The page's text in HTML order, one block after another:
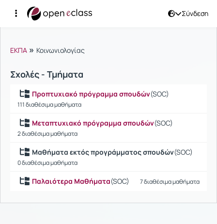
Σύνδεση
Μαθήματα
ΕΚΠΑ » Κοινωνιολογίας
Σχολές - Τμήματα
Προπτυχιακό πρόγραμμα σπουδών(SOC)
111 διαθέσιμα μαθήματα
Μεταπτυχιακό πρόγραμμα σπουδών(SOC)
2 διαθέσιμα μαθήματα
Μαθήματα εκτός προγράμματος σπουδών(SOC)
0 διαθέσιμα μαθήματα
Παλαιότερα Μαθήματα(SOC) 7 διαθέσιμα μαθήματα